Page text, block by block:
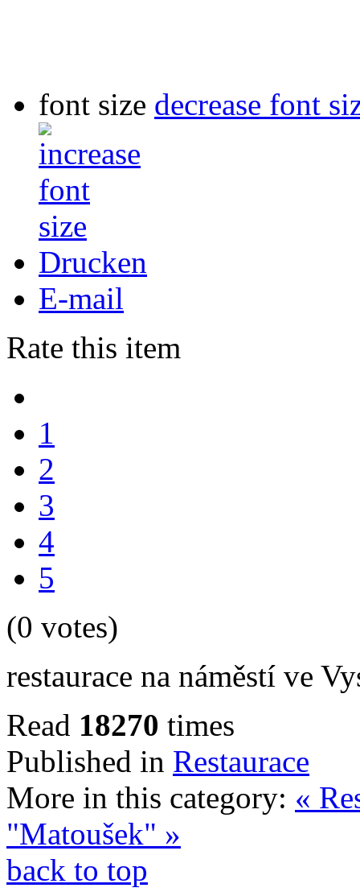
font size decrease font
Drucken
E-mail
Rate this item
1
2
3
4
5
(0 votes)
restaurace na náměstí ve
Read 18270 times
Published in Restaurace
More in this category: «
"Matoušek" »
back to top